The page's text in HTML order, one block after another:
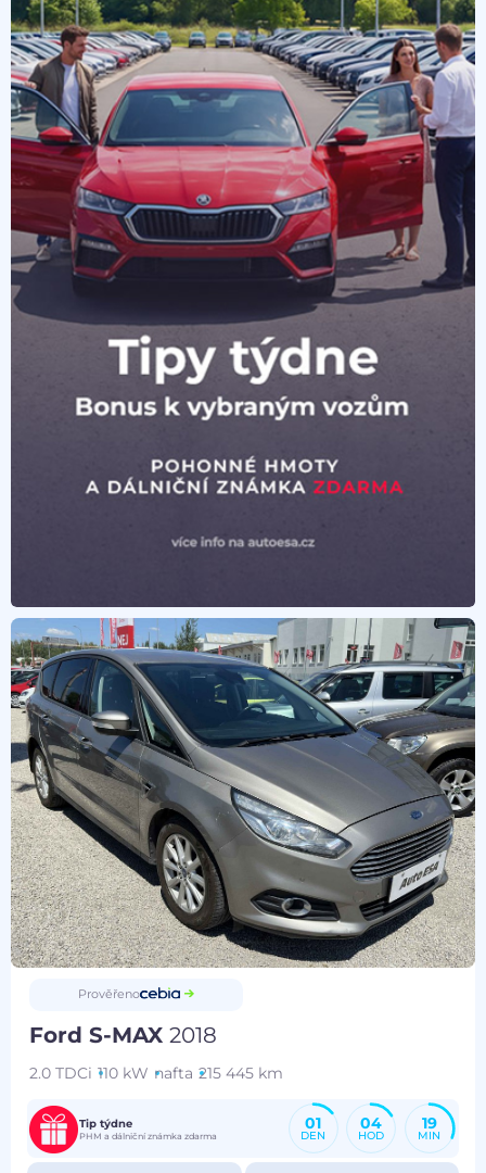
Prověřeno
Ford S-MAX2018
2.0 TDCi 110 kW nafta 215 445 km
Tip týdne
PHM a dálniční známka zdarma
01
DEN
04
HOD
19
MIN